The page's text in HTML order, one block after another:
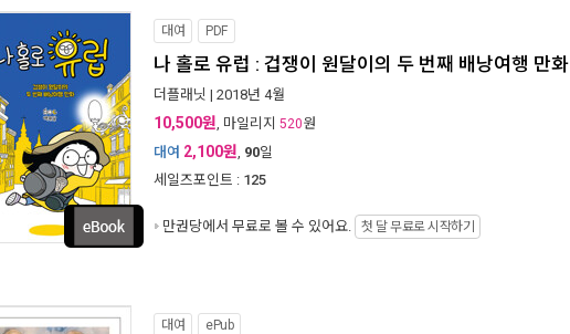
대여 PDF
나 홀로 유럽 : 겁쟁이 원달이의 두 번째 배낭여행 만화
더플래닛 | 2018년 4월
10,500원, 마일리지 520원
대여 2,100원, 90일
세일즈포인트 : 125
만권당에서 무료로 볼 수 있어요. 첫 달 무료로 시작하기
대여 ePub